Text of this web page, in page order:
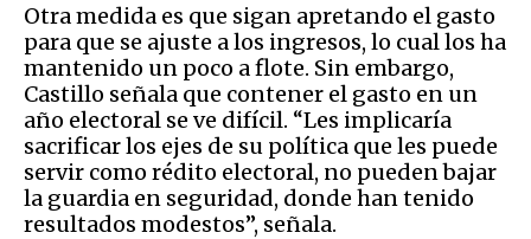
Otra medida es que sigan apretando el gasto
para que se ajuste a los ingresos, lo cual los ha
mantenido un poco a flote. Sin embargo,
Castillo señala que contener el gasto en un
año electoral se ve difícil. “Les implicaría
sacrificar los ejes de su política que les puede
servir como rédito electoral, no pueden bajar
la guardia en seguridad, donde han tenido
resultados modestos”, señala.